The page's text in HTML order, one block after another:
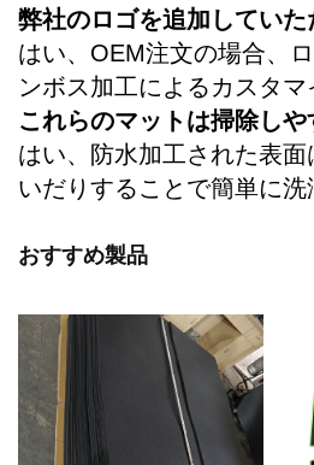
弊社のロゴを追加していた
はい、OEM注文の場合、
ンボス加工によるカスタマ
これらのマットは掃除しや
はい、防水加工された表
いだりすることで簡単に洗
おすすめ製品